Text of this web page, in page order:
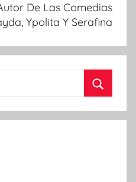
De Las Comedias
Ypolita Y Serafina